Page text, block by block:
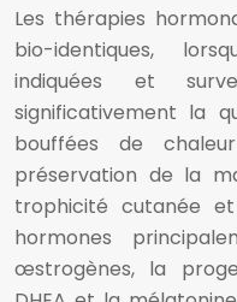
Les thérapies
bio-identiques,
indiquées et
significativement la
bouffées de
préservation de la
trophicité cutanée
hormones
œstrogènes, la